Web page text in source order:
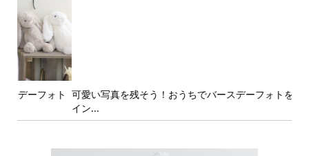
可愛い写真を残そう！おうちでバースデーフォトを撮影するポ